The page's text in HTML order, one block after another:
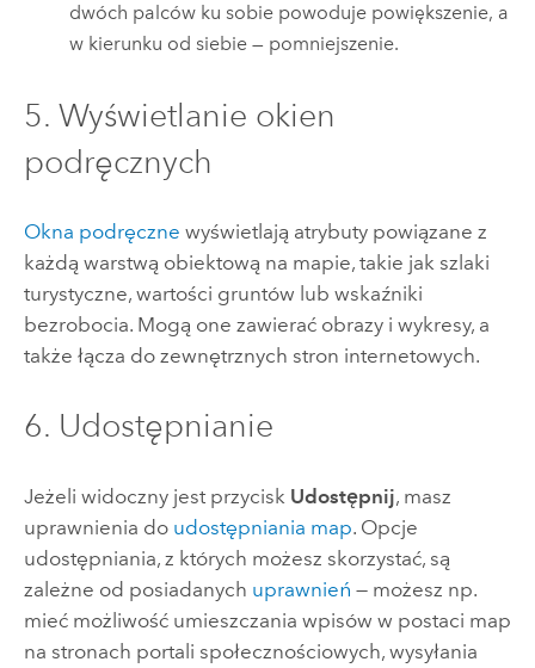
dwóch palców ku sobie powoduje powiększenie, a
w kierunku od siebie — pomniejszenie.
5. Wyświetlanie okien
podręcznych
Okna podręczne wyświetlają atrybuty powiązane z
każdą warstwą obiektową na mapie, takie jak szlaki
turystyczne, wartości gruntów lub wskaźniki
bezrobocia. Mogą one zawierać obrazy i wykresy, a
także łącza do zewnętrznych stron internetowych.
6. Udostępnianie
Jeżeli widoczny jest przycisk Udostępnij, masz
uprawnienia do udostępniania map. Opcje
udostępniania, z których możesz skorzystać, są
zależne od posiadanych uprawnień — możesz np.
mieć możliwość umieszczania wpisów w postaci map
na stronach portali społecznościowych, wysyłania